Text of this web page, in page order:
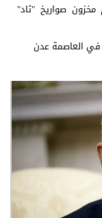
صواريخ "ثاد"
في العاصمة عدن